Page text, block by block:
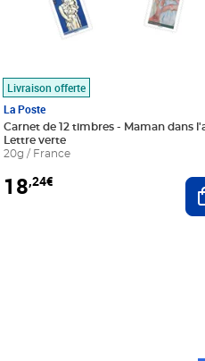
au panier
Livraison offerte
La Poste
Carnet de 12 timbres - Maman dans
Lettre verte
20g / France
18,24€